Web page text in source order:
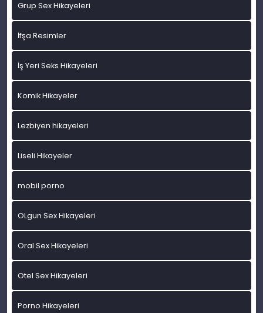
Grup Sex Hikayeleri
İfşa Resimler
İş Yeri Seks Hikayeleri
Komik Hikayeler
Lezbiyen hikayeleri
Liseli Hikayeler
mobil porno
OLgun Sex Hikayeleri
Oral Sex Hikayeleri
Otel Sex Hikayeleri
Porno Hikayeleri